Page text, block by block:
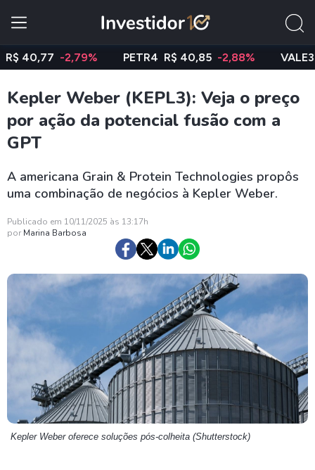
-2,79% PETR4 R$ 40,85 -2,88% VALE3 R$
Kepler Weber (KEPL3): Veja o preço
por ação da potencial fusão com a
GPT
A americana Grain & Protein Technologies propôs
uma combinação de negócios à Kepler Weber.
Publicado em 10/11/2025 às 13:17h
por Marina Barbosa
Kepler Weber oferece soluções pós-colheita (Shutterstock)